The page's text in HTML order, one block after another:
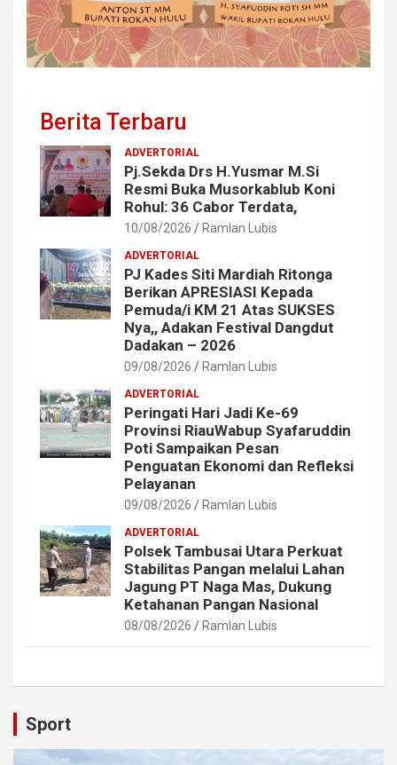
Berita Terbaru
ADVERTORIAL
Pj.Sekda Drs H.Yusmar M.Si
Resmi Buka Musorkablub Koni
Rohul: 36 Cabor Terdata,
10/08/2026 Ramlan Lubis
ADVERTORIAL
PJ Kades Siti Mardiah Ritonga
Berikan APRESIASI Kepada
Pemuda/i KM 21 Atas SUKSES
Nya,, Adakan Festival Dangdut
Dadakan – 2026
09/08/2026 Ramlan Lubis
ADVERTORIAL
Peringati Hari Jadi Ke-69
Provinsi RiauWabup Syafaruddin
Poti Sampaikan Pesan
Penguatan Ekonomi dan Refleksi
Pelayanan
09/08/2026 Ramlan Lubis
ADVERTORIAL
Polsek Tambusai Utara Perkuat
Stabilitas Pangan melalui Lahan
Jagung PT Naga Mas, Dukung
Ketahanan Pangan Nasional
08/08/2026 Ramlan Lubis
Sport